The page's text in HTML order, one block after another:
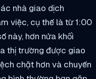
nhà giao dịch
việc, cụ thể là từ 1:00
này, hơn nửa khối
thị trường được giao
chặt hơn và chuyển